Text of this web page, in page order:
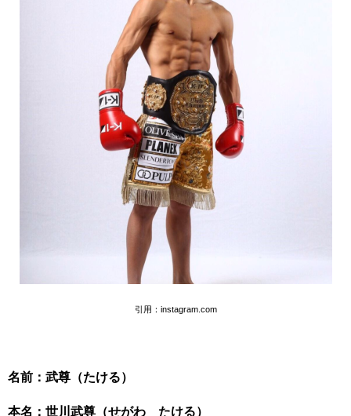
引用：instagram.com
名前：武尊（たける）
本名：世川武尊（せがわ たける）